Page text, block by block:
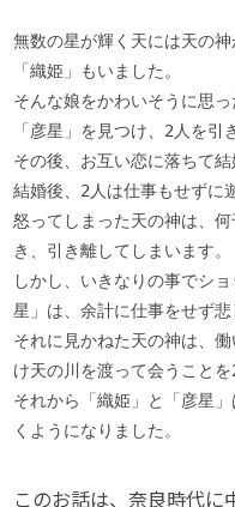
無数の星が輝く天には天の
「織姫」もいました。
そんな娘をかわいそうに思
「彦星」を見つけ、2人を引
その後、お互い恋に落ちて
結婚後、2人は仕事もせずに
怒ってしまった天の神は、
き、引き離してしまいます。
しかし、いきなりの事でシ
星」は、余計に仕事をせず
それに見かねた天の神は、
け天の川を渡って会うこと
それから「織姫」と「彦星
くようになりました。
このお話は、奈良時代に